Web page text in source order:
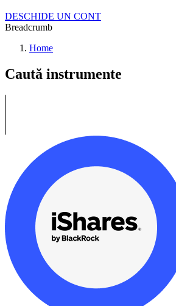
DESCHIDE UN CONT
Breadcrumb
Home
Caută instrumente